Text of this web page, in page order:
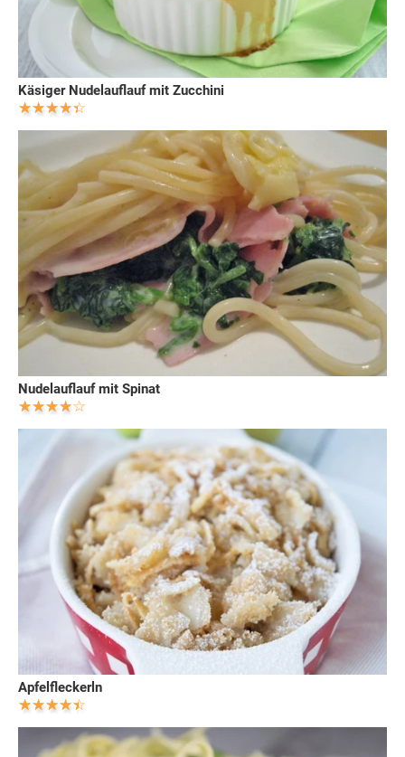
Käsiger Nudelauflauf mit Zucchini
Nudelauflauf mit Spinat
Apfelfleckerln